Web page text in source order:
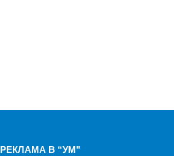
РЕКЛАМА В “УМ"